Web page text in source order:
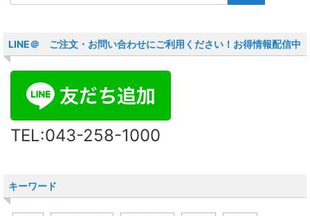
LINE＠ ご注文・お問い合わせにご利用ください！お得情報配信中
TEL:043-258-1000
キーワード